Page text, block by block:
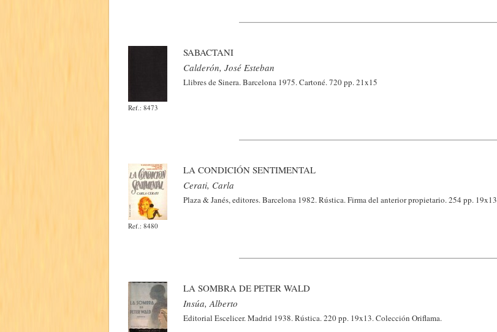
Ref.: 8473
SABACTANI
Calderón, José Esteban
Llibres de Sinera. Barcelona 1975. Cartoné. 720 pp. 21x15
Ref.: 8480
LA CONDICIÓN SENTIMENTAL
Cerati, Carla
Plaza & Janés, editores. Barcelona 1982. Rústica. Firma del anterior propietario. 254 pp. 19x13
LA SOMBRA DE PETER WALD
Insúa, Alberto
Editorial Escelicer. Madrid 1938. Rústica. 220 pp. 19x13. Colección Oriflama.